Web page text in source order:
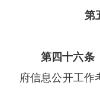
第
第四十六条
府信息公开工作